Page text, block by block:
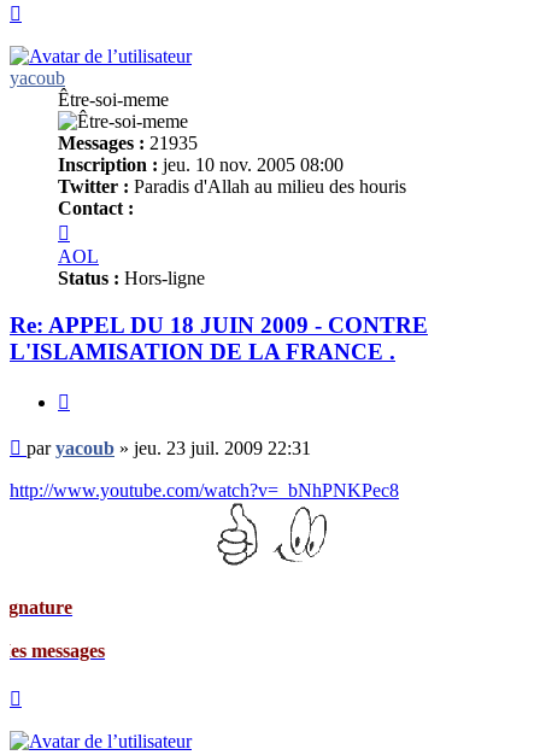
yacoub
Être-soi-meme
Messages : 21935
Inscription : jeu. 10 nov. 2005 08:00
Twitter : Paradis d'Allah au milieu des houris
Contact :
yacoub
AOL
Status : Hors-ligne
Re: APPEL DU 18 JUIN 2009 - CONTRE
L'ISLAMISATION DE LA FRANCE .
Message
non
lu
paryacoub » jeu. 23 juil. 2009 22:31
http://www.youtube.com/watch?v=_bNhPNKPec8